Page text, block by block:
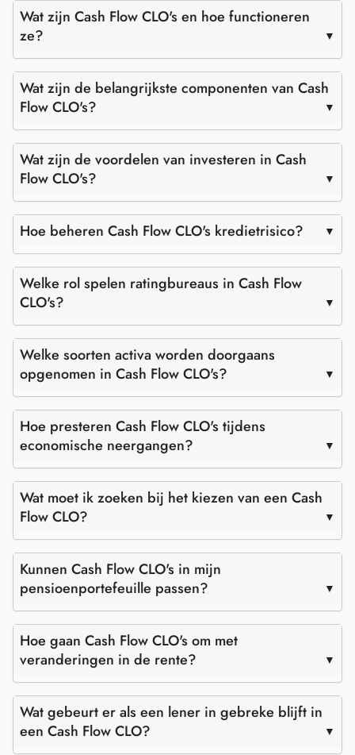
Wat zijn Cash Flow CLO's en hoe functioneren
ze?
Wat zijn de belangrijkste componenten van Cash
Flow CLO's?
Wat zijn de voordelen van investeren in Cash
Flow CLO's?
Hoe beheren Cash Flow CLO's kredietrisico?
Welke rol spelen ratingbureaus in Cash Flow
CLO's?
Welke soorten activa worden doorgaans
opgenomen in Cash Flow CLO's?
Hoe presteren Cash Flow CLO's tijdens
economische neergangen?
Wat moet ik zoeken bij het kiezen van een Cash
Flow CLO?
Kunnen Cash Flow CLO's in mijn
pensioenportefeuille passen?
Hoe gaan Cash Flow CLO's om met
veranderingen in de rente?
Wat gebeurt er als een lener in gebreke blijft in
een Cash Flow CLO?